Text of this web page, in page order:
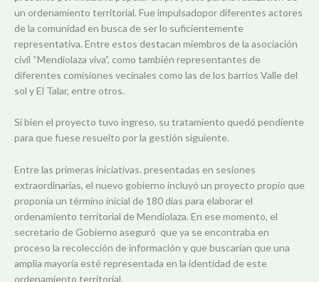
un ordenamiento territorial. Fue impulsadopor diferentes actores
de la comunidad en busca de ser lo suficientemente
representativa. Entre estos destacan miembros de la asociación
civil “Mendiolaza viva”, como también representantes de
diferentes comisiones vecinales como las de los barrios Valle del
sol y El Talar, entre otros.
Si bien el proyecto tuvo ingreso, su tratamiento quedó pendiente
para que fuese resuelto por la gestión siguiente.
Entre las primeras iniciativas. presentadas en sesiones
extraordinarias, el nuevo gobierno incluyó un proyecto propio que
proponía un término inicial de 180 días para elaborar el
ordenamiento territorial de Mendiolaza. En ese momento, el
secretario de Gobierno aseguró que ya se encontraba en
proceso la recolección de información y que buscarían que una
amplia mayoría esté representada en la identidad de este
ordenamiento territorial.